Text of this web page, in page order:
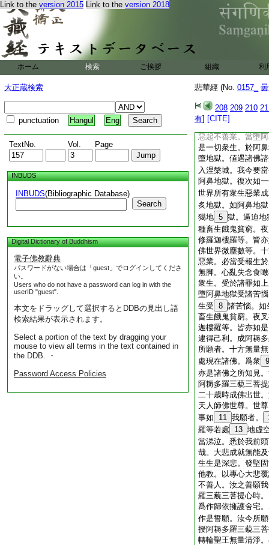
Link to the version 2015 Link to the version 2018
ホーム 検索 ご挨拶 組織 利
大正蔵検索
punctuation Hangul Eng
TextNo. Vol. Page
INBUDS
INBUDS(Bibliographic Database)
Search
Digital Dictionary of Buddhism
電子佛教辭典
パスワードがない場合は「guest」でログインしてくださ
い。
Users who do not have a password can log in with the
userID "guest".
本文をドラッグして選択するとDDBの見出し語
検索結果が表示されます。
Select a portion of the text by dragging your
mouse to view all terms in the text contained in
the DDB. ・
Password Access Policies
悲華經 (No. 0157_
208 209 210
有] [CITE]
當成就。以是果報
有衆生墮阿鼻地獄
之令生人中。聞佛
羅漢速入涅槃。是
一身覺諸苦樂。如
身受如一佛世界微
報。如今一佛世界微
所有衆生。作五逆
阿鼻地獄。若後過
十方諸佛世界微塵
惡起不善業。當墮
是一切衆生。於阿
墮地獄。値遇諸佛
入涅槃城。我今要
阿鼻地獄。復次如
世界所有衆生惡業
炙地獄。如阿鼻地
獦地 5 獄。逼迫地
種畜生餓鬼貧窮。
修羅迦樓羅等。皆
佛世界微塵數等。
惡業。必當受報生
無脚。心亂失念食
衆生。受於諸罪如
墮阿鼻地獄受諸苦
生受 8 諸苦惱。如
畜生餓鬼貧窮。夜
迦樓羅等。皆亦如
逮得己利。成阿耨
所願者。十方無量
處現在諸佛。爲衆 9
亦是諸佛之所知見
阿耨多羅三藐三菩
二十歳時成佛出世
天人師佛世尊。世
事如
11 我願者。
羅等若處
13 地虚
當涕泣。悉於我前
哉。大悲成就無能
生生是深悲。發堅
他教。以專心大悲
不善人。汝之善願
羅三藐三菩提心時
爲作歸依擁護舍宅
作是誓願。汝今所
授阿耨多羅三藐三
轉輪聖王無量清淨